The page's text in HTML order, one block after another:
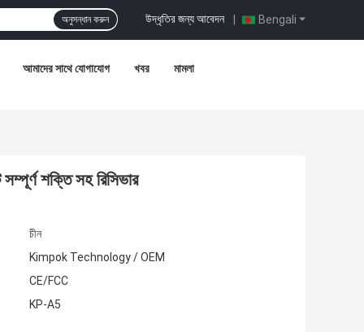
Bengali
উদ্ধৃতির জন্য আবেদন |
অনুসন্ধান করুন
আমাদের সাথে যোগাযোগ খবর মামলা
শক্তি সহ রিসিভার
চীন
Kimpok Technology / OEM
CE/FCC
KP-A5